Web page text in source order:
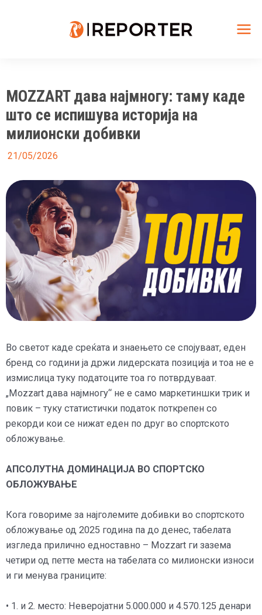
MOZZART дава најмногу: таму каде
што се испишува историја на
милионски добивки
21/05/2026
Во светот каде среќата и знаењето се спојуваат, еден
бренд со години ја држи лидерската позиција и тоа не е
измислица туку податоците тоа го потврдуваат.
„Mozzart дава најмногу“ не е само маркетиншки трик и
повик – туку статистички податок поткрепен со
рекорди кои се нижат еден по друг во спортското
обложување.
АПСОЛУТНА ДОМИНАЦИЈА ВО СПОРТСКО
ОБЛОЖУВАЊЕ
Кога говориме за најголемите добивки во спортското
обложување од 2025 година па до денес, табелата
изгледа прилично едноставно – Mozzart ги зазема
четири од петте места на табелата со милионски износи
и ги менува границите:
• 1. и 2. место: Неверојатни 5.000.000 и 4.570.125 денари